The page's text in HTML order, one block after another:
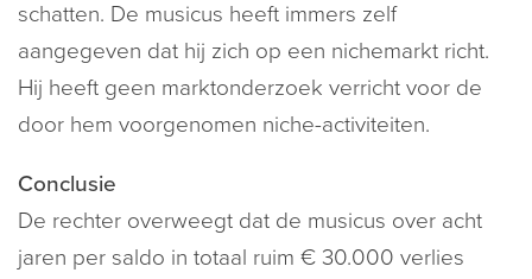
schatten. De musicus heeft immers zelf
aangegeven dat hij zich op een nichemarkt richt.
Hij heeft geen marktonderzoek verricht voor de
door hem voorgenomen niche-activiteiten.
Conclusie
De rechter overweegt dat de musicus over acht
jaren per saldo in totaal ruim € 30.000 verlies